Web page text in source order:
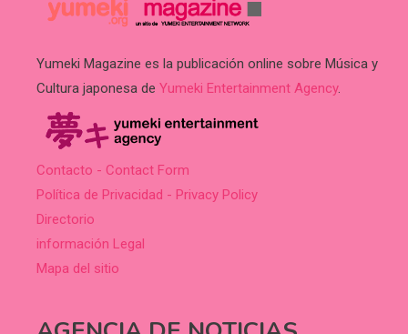
Yumeki Magazine es la publicación online sobre Música y
Cultura japonesa de Yumeki Entertainment Agency.
Contacto - Contact Form
Política de Privacidad - Privacy Policy
Directorio
información Legal
Mapa del sitio